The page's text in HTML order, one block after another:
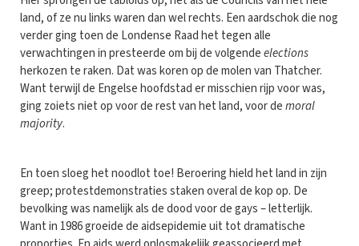
land, of ze nu links waren dan wel rechts. Een aardschok die nog
verder ging toen de Londense Raad het tegen alle
verwachtingen in presteerde om bij de volgendeelections
herkozen te raken. Dat was koren op de molen van Thatcher.
Want terwijl de Engelse hoofdstad er misschien rijp voor was,
ging zoiets niet op voor de rest van het land, voor demoral
majority.
En toen sloeg het noodlot toe! Beroering hield het land in zijn
greep; protestdemonstraties staken overal de kop op. De
bevolking was namelijk als de dood voor de gays – letterlijk.
Want in 1986 groeide de aidsepidemie uit tot dramatische